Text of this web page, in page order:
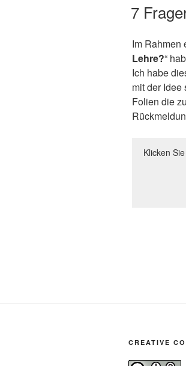
7
Im Rahmen
Lehre?“
Ich habe
mit der
Folien die
Klicken
CREATIVE